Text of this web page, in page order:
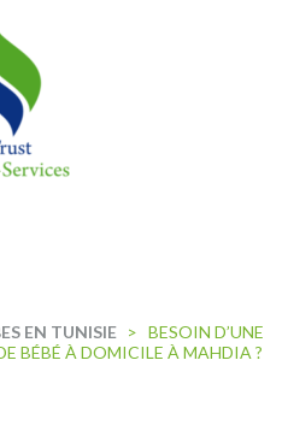
EN TUNISIE > BESOIN D’UNE
BÉBÉ À DOMICILE À MAHDIA ?